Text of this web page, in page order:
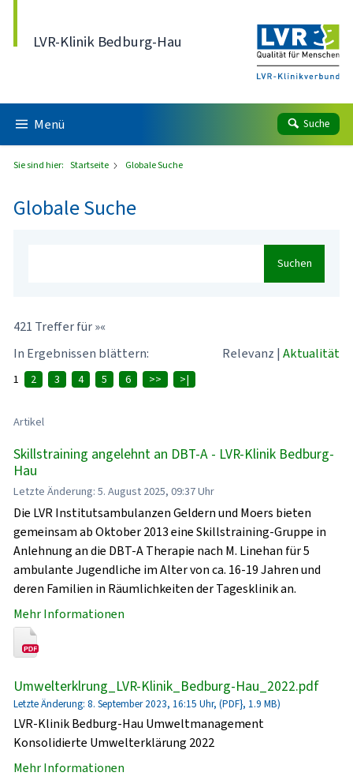
LVR-Klinik Bedburg-Hau
Menü Suche
Sie sind hier: Startseite Globale Suche
Globale Suche
Suchen
421 Treffer für »«
In Ergebnissen blättern:
Relevanz | Aktualität
1 2 3 4 5 6 >> >|
Artikel
Skillstraining angelehnt an DBT-A - LVR-Klinik Bedburg-
Hau
Letzte Änderung: 5. August 2025, 09:37 Uhr
Die LVR Institutsambulanzen Geldern und Moers bieten
gemeinsam ab Oktober 2013 eine Skillstraining-Gruppe in
Anlehnung an die DBT-A Therapie nach M. Linehan für 5
ambulante Jugendliche im Alter von ca. 16-19 Jahren und
deren Familien in Räumlichkeiten der Tagesklinik an.
Mehr Informationen
Umwelterklrung_LVR-Klinik_Bedburg-Hau_2022.pdf
Letzte Änderung: 8. September 2023, 16:15 Uhr, (PDF}, 1.9 MB)
LVR-Klinik Bedburg-Hau Umweltmanagement
Konsolidierte Umwelterklärung 2022
Mehr Informationen